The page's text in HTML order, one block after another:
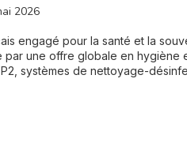
2026
engagé pour la santé et la
par une offre globale en hygiène
systèmes de nettoyage-